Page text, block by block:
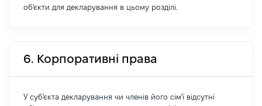
об'єкти для декларування в цьому розділі.
6. Корпоративні права
У суб'єкта декларування чи членів його сім'ї відсутні